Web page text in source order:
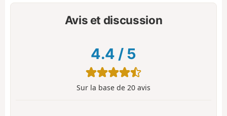
Avis et discussion
4.4 / 5
Sur la base de 20 avis